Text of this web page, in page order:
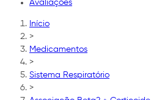
Avaliações
Início
>
Medicamentos
>
Sistema Respiratório
>